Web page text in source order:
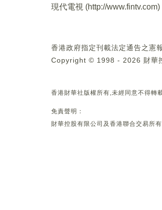
現代電視 (http://www.fintv.com)
香港政府指定刊載法定通告之憲
Copyright © 1998 - 2026 財華
香港財華社版權所有,未經同意不得轉載
免責聲明：
財華控股有限公司及香港聯合交易所